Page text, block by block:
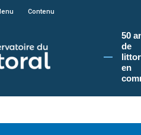
site du Conservatoire du littoral, vous
Contenu
50
de
en